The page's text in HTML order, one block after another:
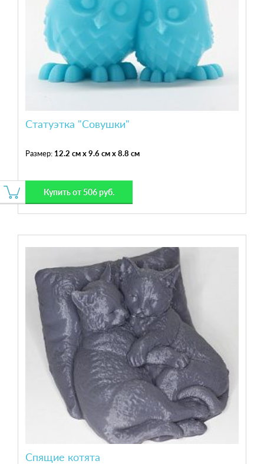
Статуэтка "Совушки"
Размер: 12.2 см x 9.6 см x 8.8 см
Купить от 506 руб.
Спящие котята